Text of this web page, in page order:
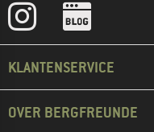
KLANTENSERVICE
OVER BERGFREUNDE